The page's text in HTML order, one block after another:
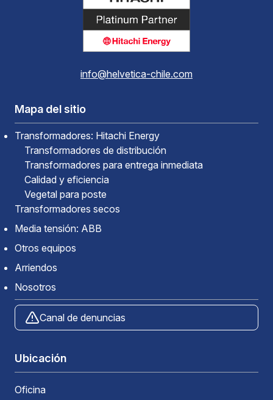
info@helvetica-chile.com
Mapa del sitio
Transformadores: Hitachi Energy
Transformadores de distribución
Transformadores para entrega inmediata
Calidad y eficiencia
Vegetal para poste
Transformadores secos
Media tensión: ABB
Otros equipos
Arriendos
Nosotros
Canal de denuncias
Ubicación
Oficina